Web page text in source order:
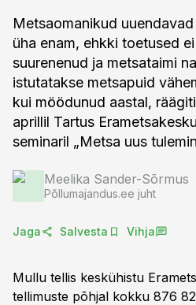
Metsaomanikud
üha enam, ehkki toetused
suurenenud ja metsataimi
istutatakse metsapuid
kui möödunud aastal,
aprillil Tartus
seminaril „Metsa uus
Meelika Sander-Sõrmus
Põllumajandus.ee juht
Jaga Salvesta Vihja
Mullu tellis keskühistu
tellimuste põhjal kokku 876